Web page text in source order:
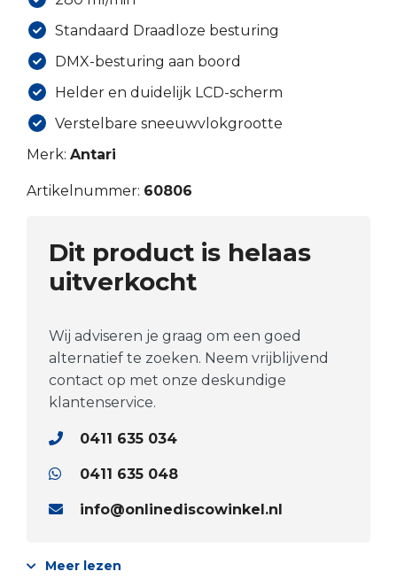
Standaard Draadloze besturing
DMX-besturing aan boord
Helder en duidelijk LCD-scherm
Verstelbare sneeuwvlokgrootte
Merk: Antari
Artikelnummer: 60806
Dit product is helaas
uitverkocht
Wij adviseren je graag om een goed
alternatief te zoeken. Neem vrijblijvend
contact op met onze deskundige
klantenservice.
0411 635 034
0411 635 048
info@onlinediscowinkel.nl
Meer lezen